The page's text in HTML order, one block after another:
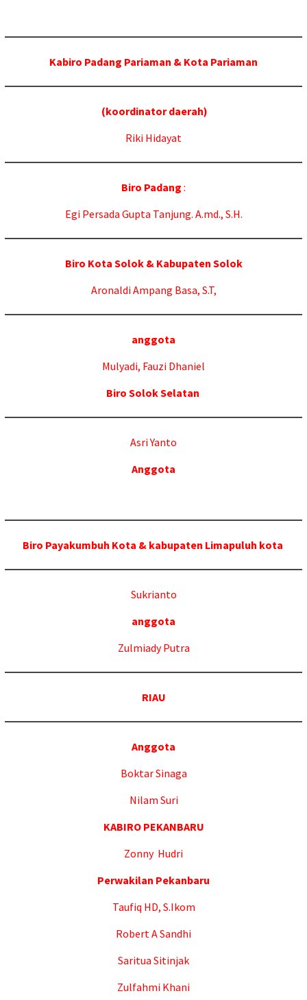
Kabiro Padang Pariaman & Kota Pariaman
(koordinator daerah)
Riki Hidayat
Biro Padang :
Egi Persada Gupta Tanjung. A.md., S.H.
Biro Kota Solok & Kabupaten Solok
Aronaldi Ampang Basa, S.T,
anggota
Mulyadi, Fauzi Dhaniel
Biro Solok Selatan
Asri Yanto
Anggota
Biro Payakumbuh Kota & kabupaten Limapuluh kota
Sukrianto
anggota
Zulmiady Putra
RIAU
Anggota
Boktar Sinaga
Nilam Suri
KABIRO PEKANBARU
Zonny Hudri
Perwakilan Pekanbaru
Taufiq HD, S.Ikom
Robert A Sandhi
Saritua Sitinjak
Zulfahmi Khani